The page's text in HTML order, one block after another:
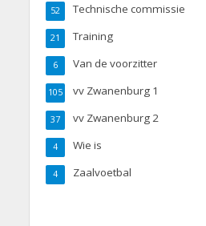
Technische commissie
52
Training
21
Van de voorzitter
6
vv Zwanenburg 1
105
vv Zwanenburg 2
37
Wie is
4
Zaalvoetbal
4